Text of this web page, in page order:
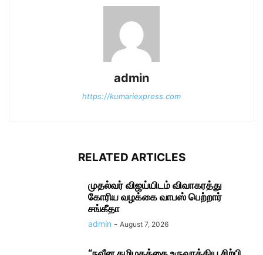
admin
https://kumariexpress.com
RELATED ARTICLES
முதல்வர் விஜய்யிடம் விவாகரத்து
கோரிய வழக்கை வாபஸ் பெற்றார்
சங்கீதா
admin - August 7, 2026